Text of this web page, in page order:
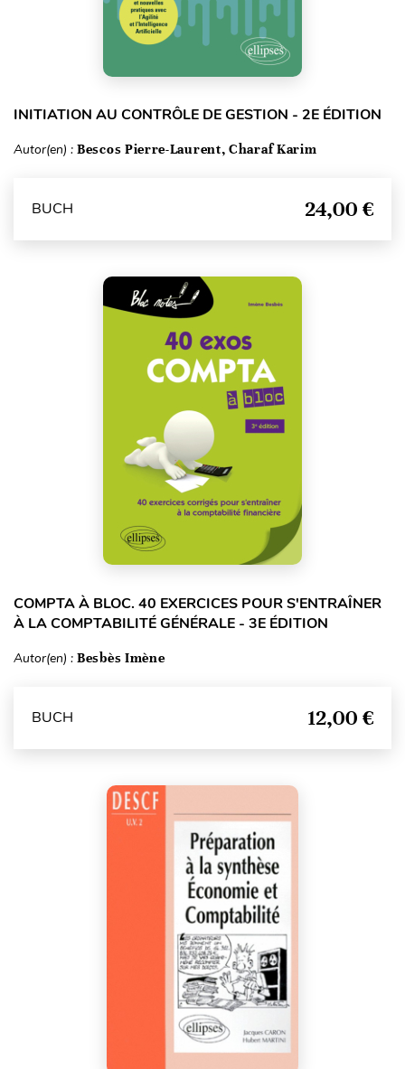
INITIATION AU CONTRÔLE DE GESTION - 2E ÉDITION
Autor(en) : Bescos Pierre-Laurent, Charaf Karim
BUCH 24,00 €
COMPTA À BLOC. 40 EXERCICES POUR S'ENTRAÎNER
À LA COMPTABILITÉ GÉNÉRALE - 3E ÉDITION
Autor(en) : Besbès Imène
BUCH 12,00 €